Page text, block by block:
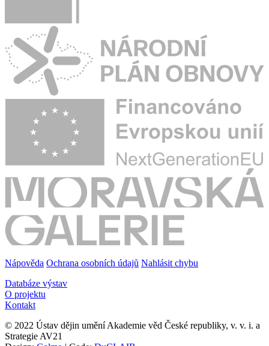
Nápověda Ochrana osobních údajů Nahlásit chybu
Databáze výstav
O projektu
Kontakt
© 2022 Ústav dějin umění Akademie věd České republiky, v. v. i. a
Strategie AV21